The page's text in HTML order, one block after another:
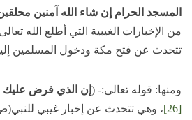
المسجد الحرام إن شاء الله آمنين
من الإخبارات الغيبية التي أطلع الله
تتحدث عن فتح مكة ودخول المسلمين
ومنها: قوله تعالى:- ( إن الذي فرض عليك
[26]
، وهي تتحدث عن إخبار غيبي